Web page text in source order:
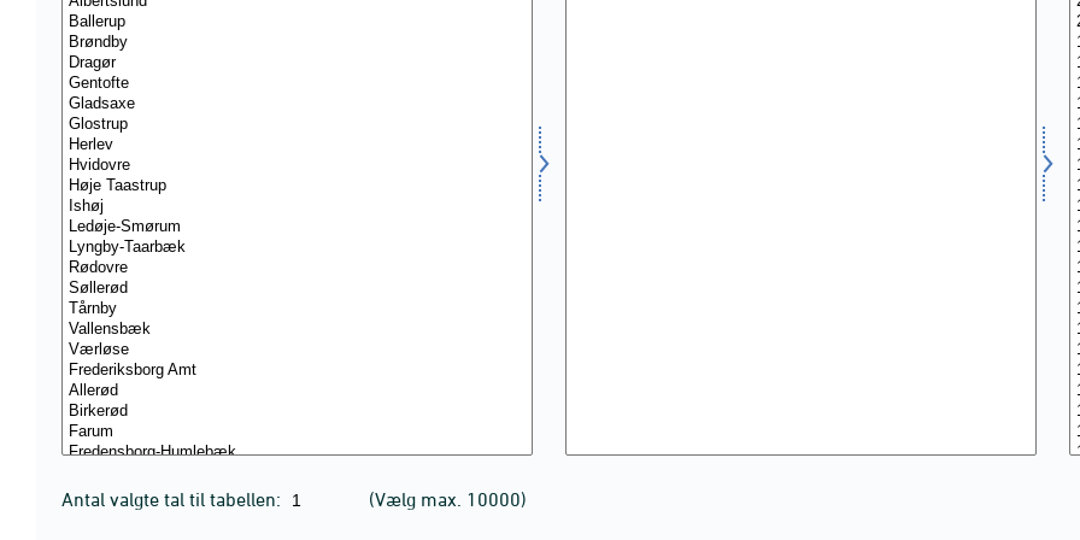
Antal valgte tal til tabellen: (Vælg max. 10000)